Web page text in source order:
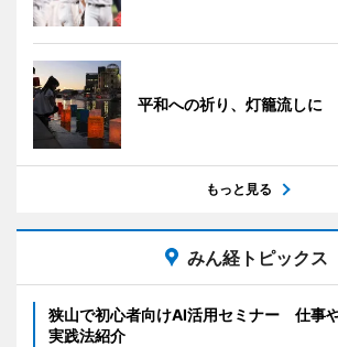
平和への祈り、灯籠流しに
もっと見る
みん経トピックス
狭山で初心者向けAI活用セミナー 仕事
実践法紹介